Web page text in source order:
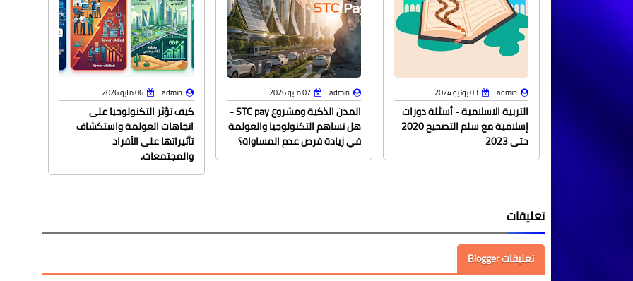
admin 03 يونيو 2024
التربية الاسلامية - أسئلة دورات
إسلامية مع سلم التصحيح 2020
حتى 2023
admin 07 مايو 2026
المدن الذكية ومشروع STC pay -
هل تساهم التكنولوجيا والعولمة
في زيادة فرص عدم المساواة؟
admin 06 مايو 2026
كيف تؤثر التكنولوجيا على
اتجاهات العولمة واستكشاف
تأثيراتها على الأفراد
والمجتمعات.
تعليقات
تعليقات Blogger